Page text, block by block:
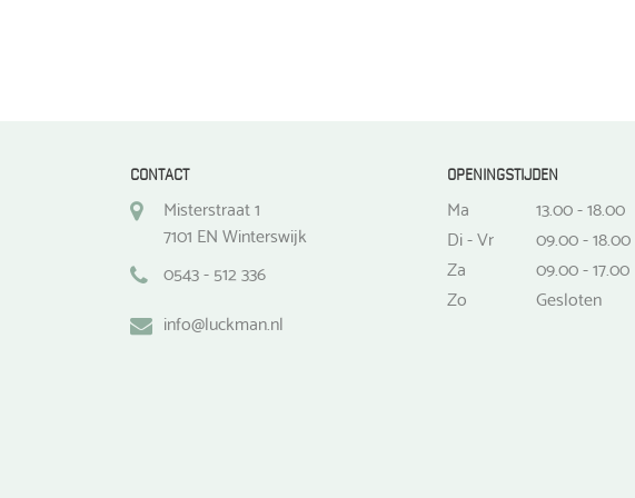
CONTACT
Misterstraat 1
7101 EN Winterswijk
0543 - 512 336
info@luckman.nl
OPENINGSTIJDEN
Ma
13.00 - 18.00
Di - Vr
09.00 - 18.00
Za
09.00 - 17.00
Zo
Gesloten